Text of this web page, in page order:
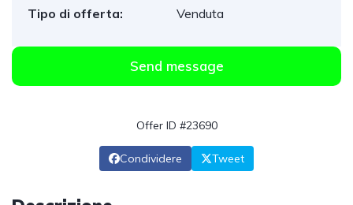
Tipo di offerta:
Venduta
Send message
Offer ID #23690
Condividere Tweet